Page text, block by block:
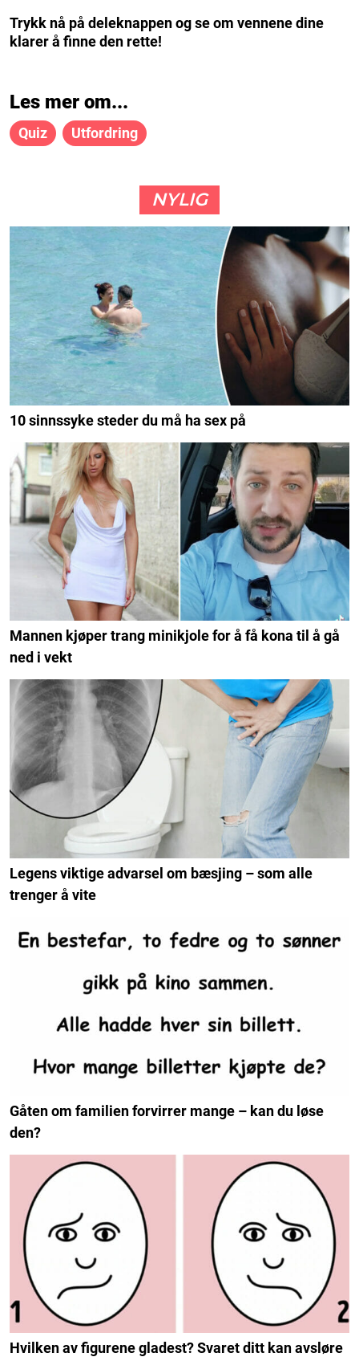
Trykk nå på deleknappen og se om vennene dine
klarer å finne den rette!
Les mer om...
Quiz Utfordring
NYLIG
10 sinnssyke steder du må ha sex på
Mannen kjøper trang minikjole for å få kona til å gå
ned i vekt
Legens viktige advarsel om bæsjing – som alle
trenger å vite
Gåten om familien forvirrer mange – kan du løse
den?
Hvilken av figurene gladest? Svaret ditt kan avsløre